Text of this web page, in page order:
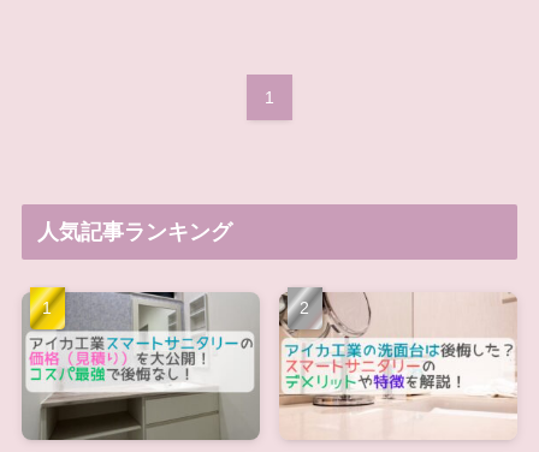
1
人気記事ランキング